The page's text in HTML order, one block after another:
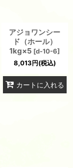
アジョワンシー
ド（ホール）
1kg×5 [d-10-6]
8,013円(税込)
カートに入れる